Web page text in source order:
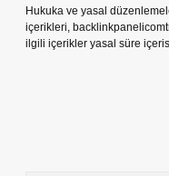
Hukuka ve yasal
içerikleri,
ilgili içerikler yasal süre